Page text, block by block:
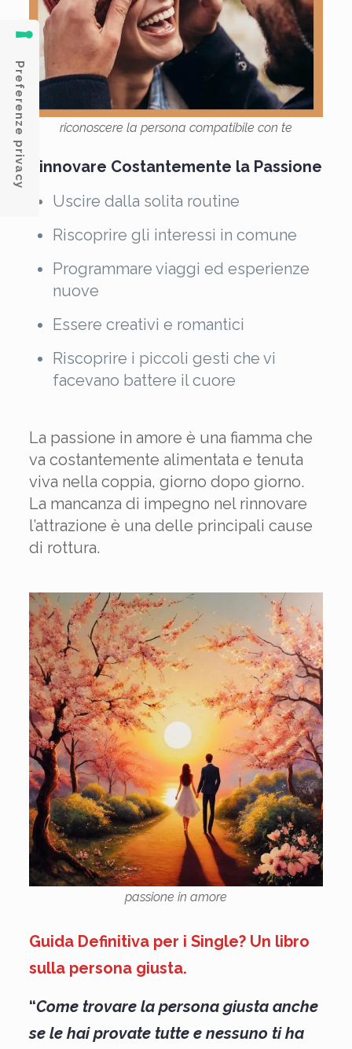
riconoscere la persona compatibile con te
Rinnovare Costantemente la Passione
Uscire dalla solita routine
Riscoprire gli interessi in comune
Programmare viaggi ed esperienze
nuove
Essere creativi e romantici
Riscoprire i piccoli gesti che vi
facevano battere il cuore
La passione in amore è una fiamma che
va costantemente alimentata e tenuta
viva nella coppia, giorno dopo giorno.
La mancanza di impegno nel rinnovare
l’attrazione è una delle principali cause
di rottura.
passione in amore
Guida Definitiva per i Single? Un libro
sulla persona giusta.
“Come trovare la persona giusta anche
se le hai provate tutte e nessuno ti ha